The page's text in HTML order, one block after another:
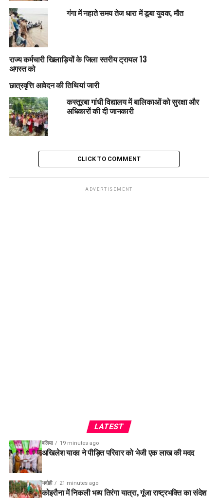
गंगा में नहाते समय तेज धारा में डूबा युवक, मौत
राज्य कर्मचारी खिलाड़ियों के जिला स्तरीय ट्रायल 13
अगस्त को
छात्रवृत्ति आवेदन की तिथियां जारी
कस्तूरबा गांधी विद्यालय में बालिकाओं को सुरक्षा और
अधिकारों की दी जानकारी
CLICK TO COMMENT
ADVERTISEMENT
LATEST
बलिया 19 minutes ago
अखिलेश यादव ने पीड़ित परिवार को भेजी एक लाख की मदद
भदोही 21 minutes ago
कोइरौना में निकली भव्य तिरंगा यात्रा, गूंजा राष्ट्रभक्ति का संदेश